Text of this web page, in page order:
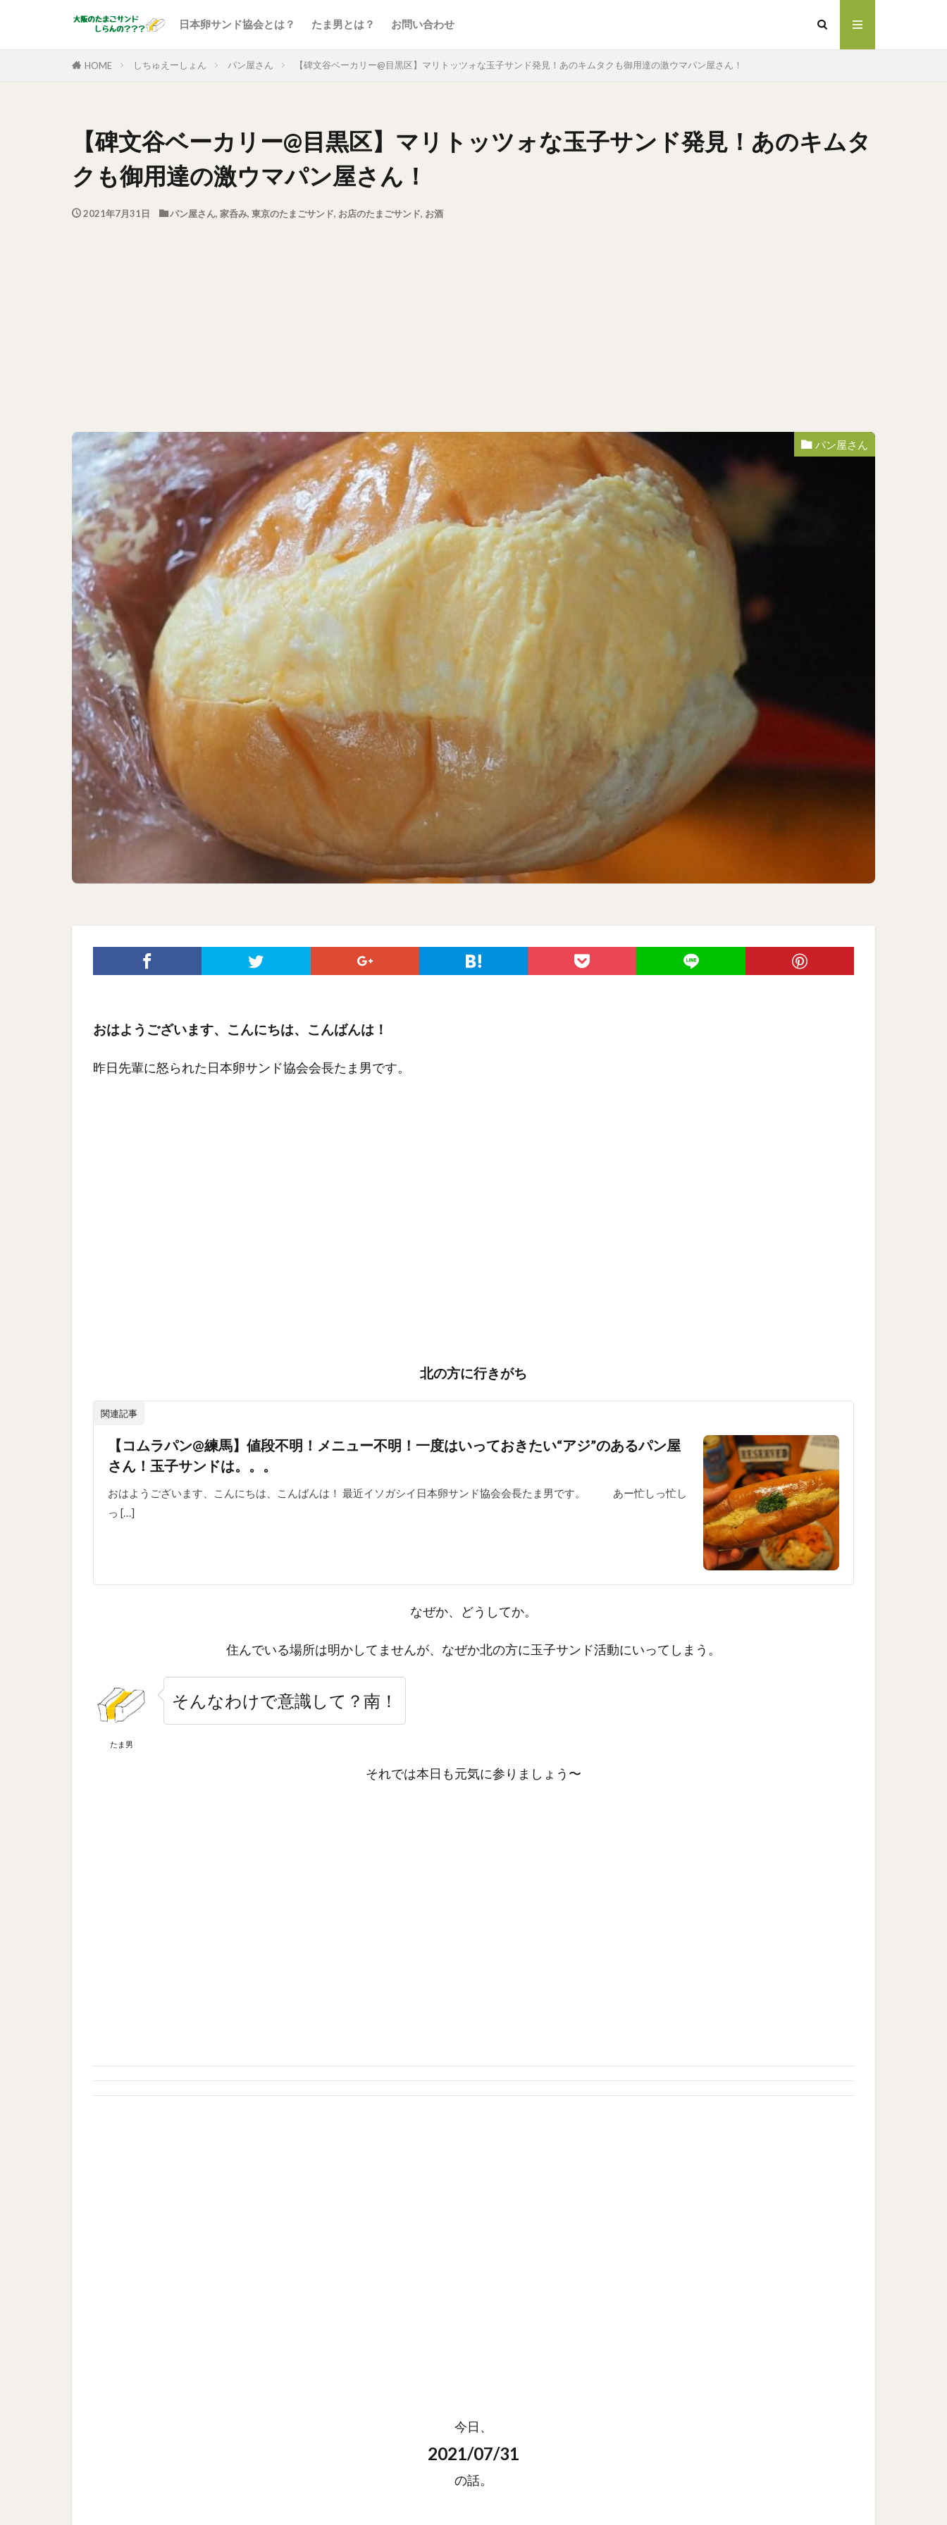
日本卵サンド協会とは？ たま男とは？ お問い合わせ
HOME しちゅえーしょん パン屋さん 【碑文谷ベーカリー@目黒区】マリトッツォな玉子サンド発見！あのキムタクも御用達の激ウマパン屋さん！
【碑文谷ベーカリー@目黒区】マリトッツォな玉子サンド発見！あのキムタ
クも御用達の激ウマパン屋さん！
2021年7月31日 パン屋さん, 家呑み, 東京のたまごサンド, お店のたまごサンド, お酒
パン屋さん
おはようございます、こんにちは、こんばんは！
昨日先輩に怒られた日本卵サンド協会会長たま男です。
北の方に行きがち
関連記事
【コムラパン@練馬】値段不明！メニュー不明！一度はいっておきたい“アジ”のあるパン屋
さん！玉子サンドは。。。
おはようございます、こんにちは、こんばんは！ 最近イソガシイ日本卵サンド協会会長たま男です。 あー忙しっ忙し
っ […]
なぜか、どうしてか。
住んでいる場所は明かしてませんが、なぜか北の方に玉子サンド活動にいってしまう。
たま男
そんなわけで意識して？南！
それでは本日も元気に参りましょう〜
今日、
2021/07/31
の話。